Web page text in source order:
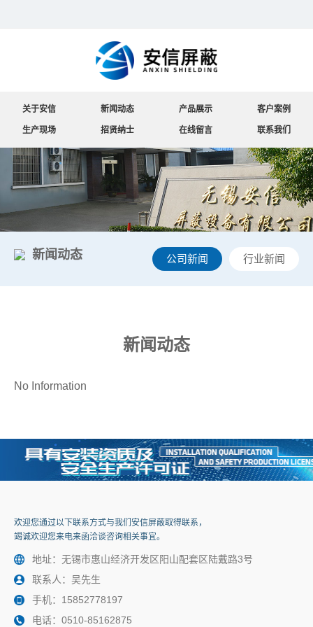
关于安信 新闻动态 产品展示 客户案例
生产现场 招贤纳士 在线留言 联系我们
新闻动态 公司新闻 行业新闻
新闻动态
No Information
欢迎您通过以下联系方式与我们安信屏蔽取得联系，
竭诚欢迎您来电来函洽谈咨询相关事宜。
地址：无锡市惠山经济开发区阳山配套区陆戴路3号
联系人：吴先生
手机：15852778197
电话：0510-85162875